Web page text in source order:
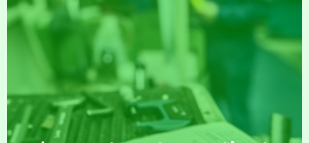
L’IFPM Ouvriers t’accompagne à tous les stades
de ta carrière professionnelle. Découvre
comment…